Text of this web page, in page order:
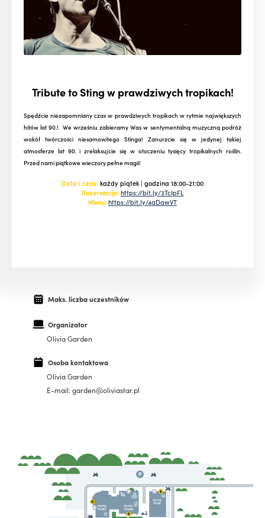
Tribute to Sting w prawdziwych tropikach!
Spędźcie niezapomniany czas w prawdziwych tropikach w rytmie największych
hitów lat 90.! We wrześniu zabieramy Was w sentymentalną muzyczną podróż
wokół twórczości niesamowitego Stinga! Zanurzcie się w jedynej takiej
atmosferze lat 90. i zrelaksujcie się w otoczeniu tysięcy tropikalnych roślin.
Przed nami piątkowe wieczory pełne magii!
Data i czas:każdy piątek | godzina 18:00-21:00
Rezerwacje:https://bit.ly/3TcIpFL
Menu:https://bit.ly/4aDawVT
Maks. liczba uczestników
Organizator
Olivia Garden
Osoba kontaktowa
Olivia Garden
E-mail: garden@oliviastar.pl